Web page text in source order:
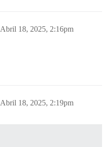
Abril 18, 2025, 2:16pm
Abril 18, 2025, 2:19pm